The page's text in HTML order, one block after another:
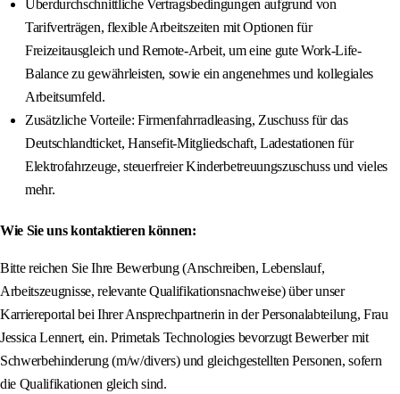
Überdurchschnittliche Vertragsbedingungen aufgrund von
Tarifverträgen, flexible Arbeitszeiten mit Optionen für
Freizeitausgleich und Remote-Arbeit, um eine gute Work-Life-
Balance zu gewährleisten, sowie ein angenehmes und kollegiales
Arbeitsumfeld.
Zusätzliche Vorteile: Firmenfahrradleasing, Zuschuss für das
Deutschlandticket, Hansefit-Mitgliedschaft, Ladestationen für
Elektrofahrzeuge, steuerfreier Kinderbetreuungszuschuss und vieles
mehr.
Wie Sie uns kontaktieren können:
Bitte reichen Sie Ihre Bewerbung (Anschreiben, Lebenslauf,
Arbeitszeugnisse, relevante Qualifikationsnachweise) über unser
Karriereportal bei Ihrer Ansprechpartnerin in der Personalabteilung, Frau
Jessica Lennert, ein. Primetals Technologies bevorzugt Bewerber mit
Schwerbehinderung (m/w/divers) und gleichgestellten Personen, sofern
die Qualifikationen gleich sind.